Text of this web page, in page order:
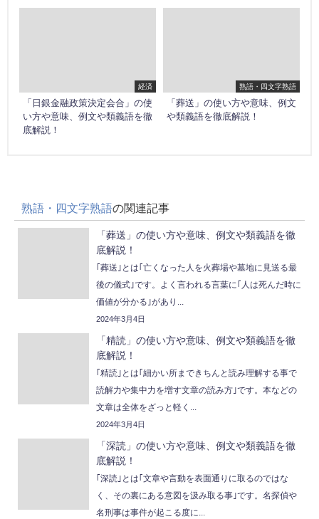
経済
「日銀金融政策決定会合」の使
い方や意味、例文や類義語を徹
底解説！
熟語・四文字熟語
「葬送」の使い方や意味、例文
や類義語を徹底解説！
熟語・四文字熟語の関連記事
「葬送」の使い方や意味、例文や類義語を徹
底解説！
｢葬送｣とは｢亡くなった人を火葬場や墓地に見送る最
後の儀式｣です。よく言われる言葉に｢人は死んだ時に
価値が分かる｣があり...
2024年3月4日
「精読」の使い方や意味、例文や類義語を徹
底解説！
｢精読｣とは｢細かい所まできちんと読み理解する事で
読解力や集中力を増す文章の読み方｣です。本などの
文章は全体をざっと軽く...
2024年3月4日
「深読」の使い方や意味、例文や類義語を徹
底解説！
｢深読｣とは｢文章や言動を表面通りに取るのではな
く、その裏にある意図を汲み取る事｣です。名探偵や
名刑事は事件が起こる度に...